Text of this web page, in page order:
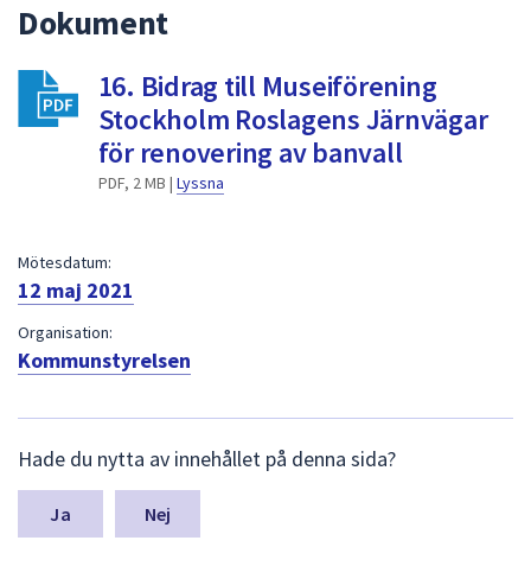
att
välja
något
av
Dokument
16. Bidrag till Museiförening
Stockholm Roslagens Järnvägar
för renovering av banvall
PDF, 2 MB | Lyssna
Mötesdatum:
12 maj 2021
Organisation:
Kommunstyrelsen
ä
m
a
Hade du nytta av innehållet på denna sida?
Nej